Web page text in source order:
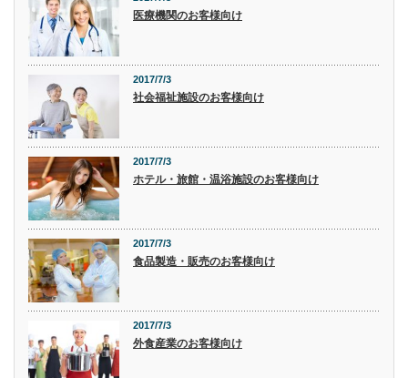
医療機関のお客様向け
2017/7/3
社会福祉施設のお客様向け
2017/7/3
ホテル・旅館・温浴施設のお客様向け
2017/7/3
食品製造・販売のお客様向け
2017/7/3
外食産業のお客様向け